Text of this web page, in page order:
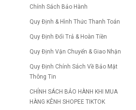
PC gaming nóng quạt kêu to: Nguyên
nhân và Cách khắc phục
máy giật lag, giảm tuổi thọ? Tìm hiểu ngay
hoạt động êm ái.
CPU AMD Ryzen 7 7700X3D full box mới
ra mắt: Nhanh, Mạnh, Giá tốt
CPU AMD Ryzen 7 7700X3D chính thức ra mắt
Chính Sách Bảo Hành
Quy Định & Hình Thức Thanh Toán
Quy Định Đổi Trả & Hoàn Tiền
Quy Định Vận Chuyển & Giao Nhận
Quy Định Chính Sách Về Bảo Mật
Thông Tin
CHÍNH SÁCH BẢO HÀNH KHI MUA
HÀNG KÊNH SHOPEE TIKTOK